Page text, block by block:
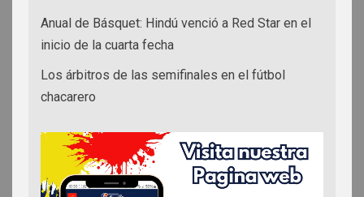
Anual de Básquet: Hindú venció a Red Star en el
inicio de la cuarta fecha
Los árbitros de las semifinales en el fútbol
chacarero